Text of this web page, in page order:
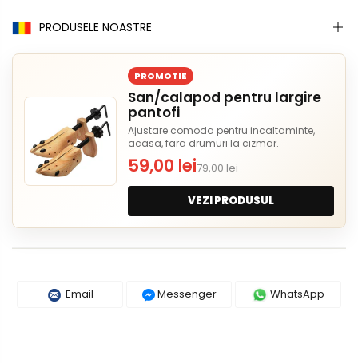
PRODUSELE NOASTRE
PROMOTIE
San/calapod pentru largire
pantofi
Ajustare comoda pentru incaltaminte,
acasa, fara drumuri la cizmar.
59,00 lei79,00 lei
VEZI PRODUSUL
Email Messenger WhatsApp